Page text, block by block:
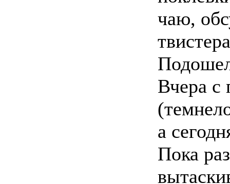
чаю,
Вчера с
а
Пока